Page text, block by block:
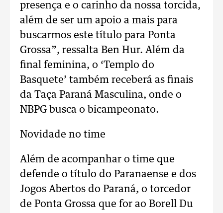
presença e o carinho da nossa torcida,
além de ser um apoio a mais para
buscarmos este título para Ponta
Grossa”, ressalta Ben Hur. Além da
final feminina, o ‘Templo do
Basquete’ também receberá as finais
da Taça Paraná Masculina, onde o
NBPG busca o bicampeonato.
Novidade no time
Além de acompanhar o time que
defende o título do Paranaense e dos
Jogos Abertos do Paraná, o torcedor
de Ponta Grossa que for ao Borell Du